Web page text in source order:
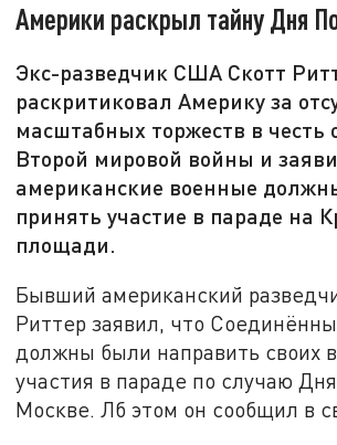
Америки раскрыл тайну Дня
Экс-разведчик США Скотт
раскритиковал Америку за
масштабных торжеств в честь
Второй мировой войны и
американские военные
принять участие в параде на
площади.
Бывший американский
Риттер заявил, что
должны были направить своих
участия в параде по случаю
Москве. Лб этом он сообщил в